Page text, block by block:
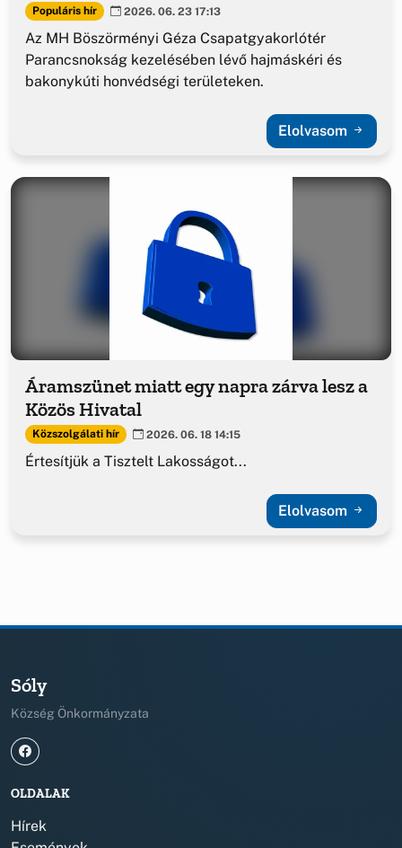
Populáris hír 2026. 06. 23 17:13
Az MH Böszörményi Géza Csapatgyakorlótér
Parancsnokság kezelésében lévő hajmáskéri és
bakonykúti honvédségi területeken.
Elolvasom
Áramszünet miatt egy napra zárva lesz a
Közös Hivatal
Közszolgálati hír 2026. 06. 18 14:15
Értesítjük a Tisztelt Lakosságot...
Elolvasom
Sóly
Község Önkormányzata
OLDALAK
Hírek